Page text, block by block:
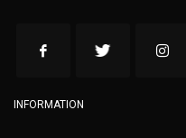
INFORMATION